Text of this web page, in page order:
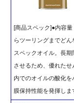
[商品スペック]●内容
らツーリングまでど
スペックオイル。長
させるため、優れた
内でのオイルの酸化
膜保持性能を発揮し